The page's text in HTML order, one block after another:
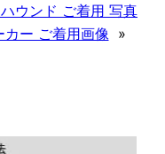
ウンド ご着用 写真
ー ご着用画像 »